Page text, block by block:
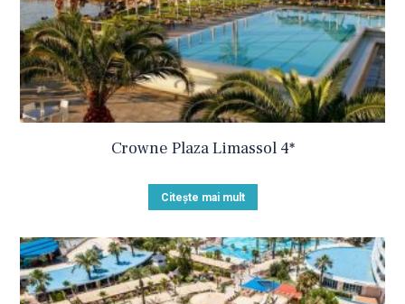
Crowne Plaza Limassol 4*
Citește mai mult